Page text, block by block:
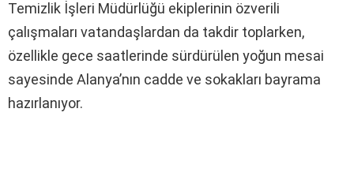
Temizlik İşleri Müdürlüğü ekiplerinin özverili
çalışmaları vatandaşlardan da takdir toplarken,
özellikle gece saatlerinde sürdürülen yoğun mesai
sayesinde Alanya’nın cadde ve sokakları bayrama
hazırlanıyor.